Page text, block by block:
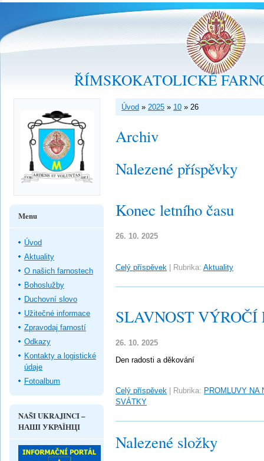
ŘÍMSKOKATOLICKÉ
Úvod » 2025 » 10 » 26
Archiv
Nalezené příspěvky
Konec letního času
26. 10. 2025
Celý příspěvek Rubrika: Aktuality
SLAVNOST VÝROČÍ
26. 10. 2025
Den radosti a děkování
Celý příspěvek Rubrika: PROMLUVY NA
SVÁTKY
Nalezené složky
Menu
Úvod
Aktuality
O našich farnostech
Bohoslužby
Duchovní slovo
Užitečné informace
Zpravodaj farností
Odkazy
Kontakty a logistické
údaje
Fotoalbum
NAŠI UKRAJINCI –
НАШІ УКРАЇНЦІ